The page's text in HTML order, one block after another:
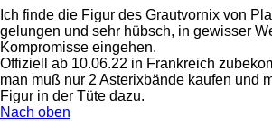
Ich finde die Figur des Grautvornix von
gelungen und sehr hübsch, in gewisser
Kompromisse eingehen.
Offiziell ab 10.06.22 in Frankreich
man muß nur 2 Asterixbände kaufen und
Figur in der Tüte dazu.
Nach oben